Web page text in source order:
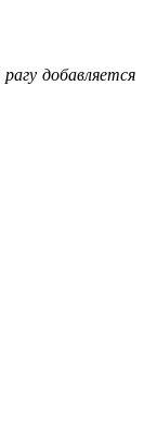
добавляется